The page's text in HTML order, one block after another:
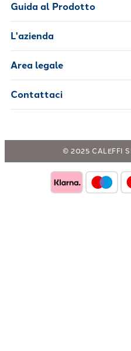
Guida al Prodotto
L'azienda
Area legale
Contattaci
© 2025 CALEFFI